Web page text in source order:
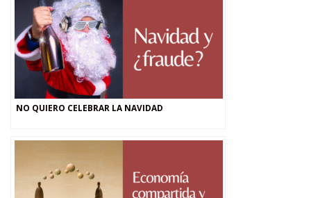
NO QUIERO CELEBRAR LA NAVIDAD